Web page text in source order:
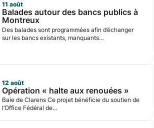
11 août
Balades autour des bancs publics à
Montreux
Des balades sont programmées afin d’échanger
sur les bancs existants, manquants…
12 août
Opération « halte aux renouées »
Baie de Clarens Ce projet bénéficie du soutien de
l’Office Fédéral de…